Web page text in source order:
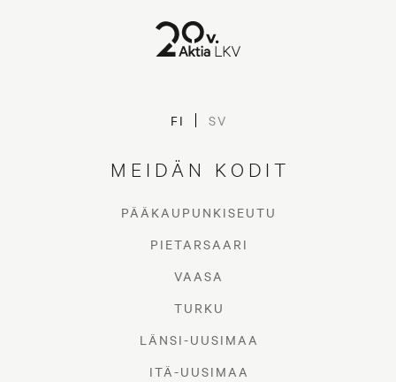
FI SV
MEIDÄN KODIT
PÄÄKAUPUNKISEUTU
PIETARSAARI
VAASA
TURKU
LÄNSI-UUSIMAA
ITÄ-UUSIMAA